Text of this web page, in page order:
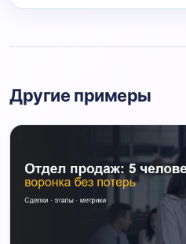
Другие примеры